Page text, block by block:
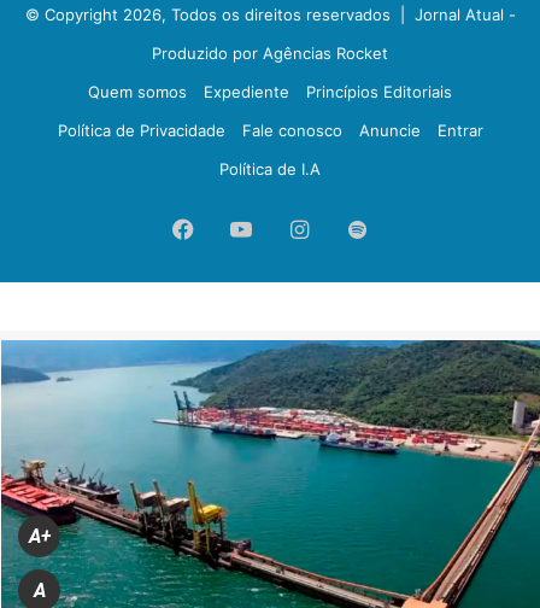
© Copyright 2026, Todos os direitos reservados | Jornal Atual -
Produzido por Agências Rocket
Quem somos
Expediente
Princípios Editoriais
Política de Privacidade
Fale conosco Anuncie
Entrar
Política de I.A
FacebookYouTubeInstagram
Spotify
A+
A